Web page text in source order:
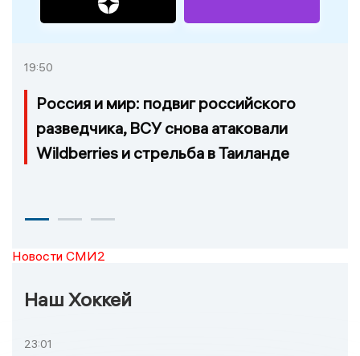
19:50
Россия и мир: подвиг российского
разведчика, ВСУ снова атаковали
Wildberries и стрельба в Таиланде
Новости СМИ2
Наш Хоккей
23:01